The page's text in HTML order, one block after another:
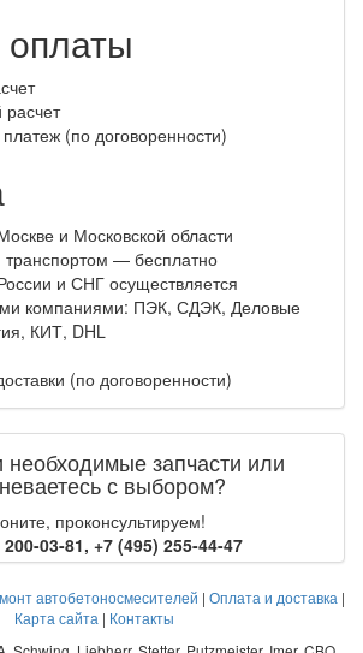
(по договоренности)
и Московской области
транспортом — бесплатно
и СНГ осуществляется
компаниями: ПЭК, СДЭК, Деловые
КИТ, DHL
(по договоренности)
запчасти или
с выбором?
проконсультируем!
03-81, +7 (495) 255-44-47
автобетоносмесителей | Оплата и доставка |
Карта сайта | Контакты